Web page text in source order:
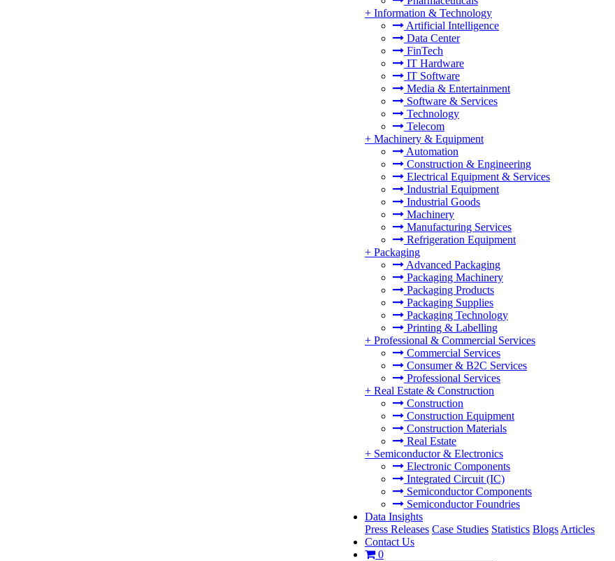
+ Information & Technology
Artificial Intelligence
Data Center
FinTech
IT Hardware
IT Software
Media & Entertainment
Software & Services
Technology
Telecom
+ Machinery & Equipment
Automation
Construction & Engineering
Electrical Equipment & Services
Industrial Equipment
Industrial Goods
Machinery
Manufacturing Services
Refrigeration Equipment
+ Packaging
Advanced Packaging
Packaging Machinery
Packaging Products
Packaging Supplies
Packaging Technology
Printing & Labelling
+ Professional & Commercial Services
Commercial Services
Consumer & B2C Services
Professional Services
+ Real Estate & Construction
Construction
Construction Equipment
Construction Materials
Real Estate
+ Semiconductor & Electronics
Electronic Components
Integrated Circuit (IC)
Semiconductor Components
Semiconductor Foundries
Data Insights
Press Releases Case Studies Statistics Blogs Articles
Contact Us
0